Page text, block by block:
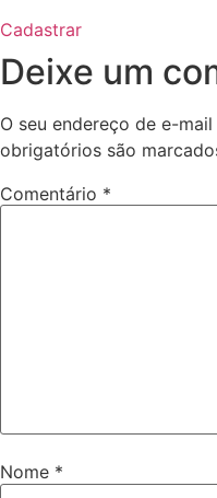
Cadastrar
Deixe um
O seu endereço de e-
obrigatórios são
Comentário *
Nome *